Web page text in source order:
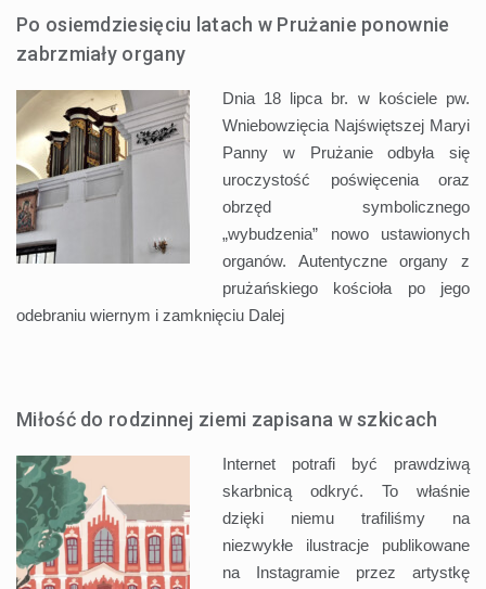
Po osiemdziesięciu latach w Prużanie ponownie
zabrzmiały organy
Dnia 18 lipca br. w kościele pw.
Wniebowzięcia Najświętszej Maryi
Panny w Prużanie odbyła się
uroczystość poświęcenia oraz
obrzęd symbolicznego
„wybudzenia” nowo ustawionych
organów. Autentyczne organy z
prużańskiego kościoła po jego
odebraniu wiernym i zamknięciu Dalej
Miłość do rodzinnej ziemi zapisana w szkicach
Internet potrafi być prawdziwą
skarbnicą odkryć. To właśnie
dzięki niemu trafiliśmy na
niezwykłe ilustracje publikowane
na Instagramie przez artystkę